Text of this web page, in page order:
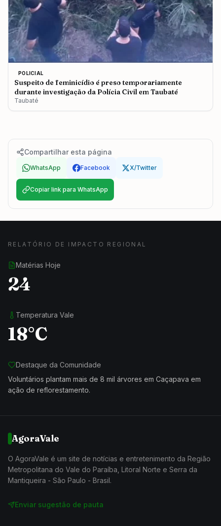
POLICIAL
Suspeito de feminicídio é preso temporariamente
durante investigação da Polícia Civil em Taubaté
Taubaté
Compartilhar esta página
WhatsApp Facebook X/Twitter
Copiar link para WhatsApp
RELATÓRIO DE IMPACTO REGIONAL
Matérias Hoje
24
Temperatura Vale
18°C
Destaque da Comunidade
Voluntários plantam mais de 8 mil árvores em Caçapava em
ação de reflorestamento.
AgoraVale
O AgoraVale é um site de notícias e entretenimento da Região
Metropolitana do Vale do Paraíba, Litoral Norte e Serra da
Mantiqueira - São Paulo - Brasil.
Enviar sugestão de pauta